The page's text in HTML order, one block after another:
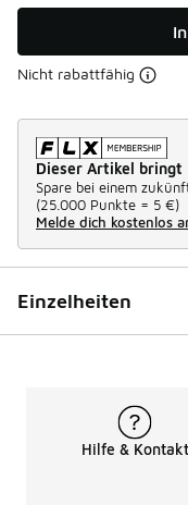
Nicht rabattfähig
Dieser Artikel bringt
Spare bei einem
(25.000 Punkte = 5 €)
Melde dich kostenlos
Einzelheiten
Hilfe & Kontakt